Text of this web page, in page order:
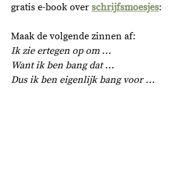
gratis e-book over schrijfsmoesjes:
Maak de volgende zinnen af:
Ik zie ertegen op om …
Want ik ben bang dat …
Dus ik ben eigenlijk bang voor …